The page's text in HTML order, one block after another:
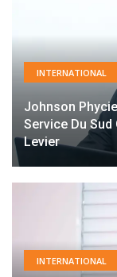
INTERNATIONAL
Johnson
Service Du Sud
Levier
INTERNATIONAL